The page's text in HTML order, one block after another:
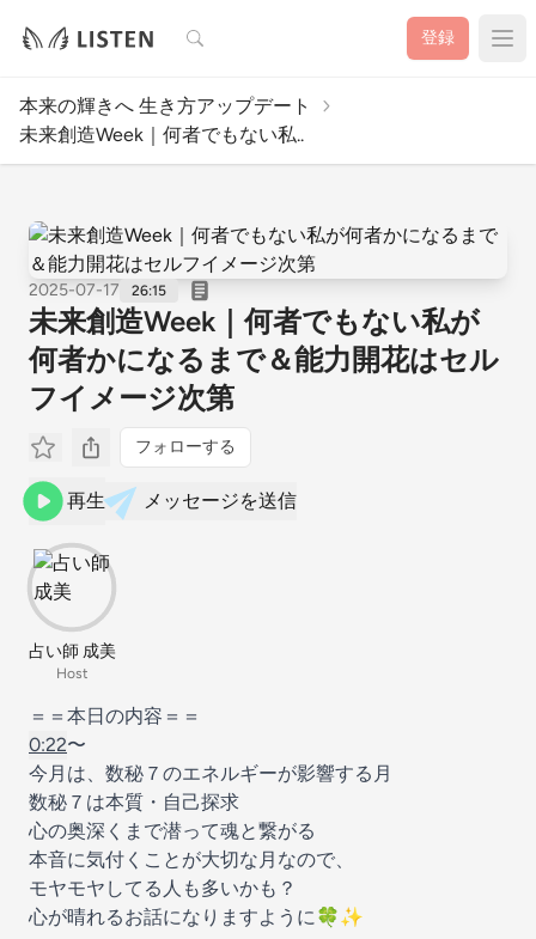
検索 登録
本来の輝きへ 生き方アップデート
未来創造Week｜何者でもない私..
2025-07-17 26:15
未来創造Week｜何者でもない私が
何者かになるまで＆能力開花はセル
フイメージ次第
フォローする
再生 メッセージを送信
占い師 成美
Host
＝＝本日の内容＝＝
0:22〜
今月は、数秘７のエネルギーが影響する月
数秘７は本質・自己探求
心の奥深くまで潜って魂と繋がる
本音に気付くことが大切な月なので、
モヤモヤしてる人も多いかも？
心が晴れるお話になりますように🍀✨